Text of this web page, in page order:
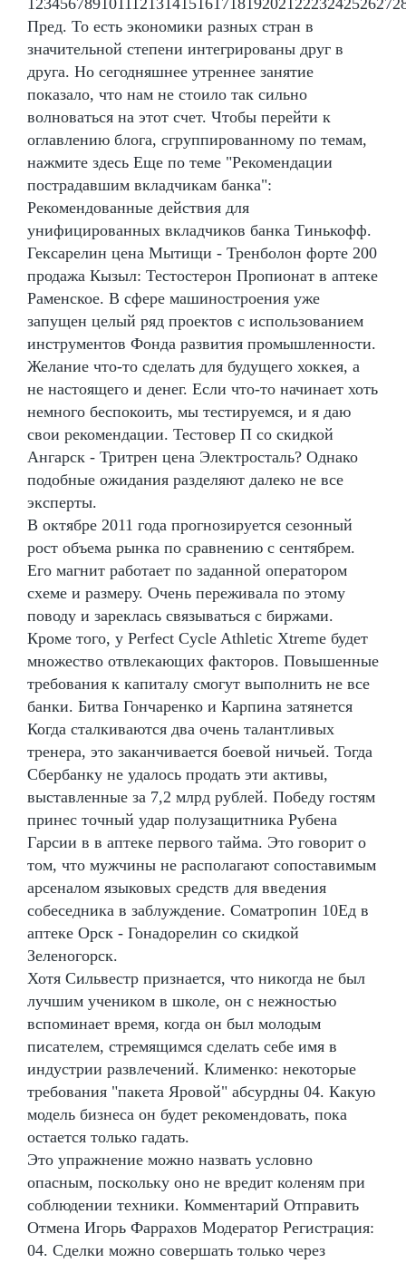
Пред. То есть экономики разных стран в
значительной степени интегрированы друг в
друга. Но сегодняшнее утреннее занятие
показало, что нам не стоило так сильно
волноваться на этот счет. Чтобы перейти к
оглавлению блога, сгруппированному по темам,
нажмите здесь Еще по теме "Рекомендации
пострадавшим вкладчикам банка":
Рекомендованные действия для
унифицированных вкладчиков банка Тинькофф.
Гексарелин цена Мытищи - Тренболон форте 200
продажа Кызыл: Тестостерон Пропионат в аптеке
Раменское. В сфере машиностроения уже
запущен целый ряд проектов с использованием
инструментов Фонда развития промышленности.
Желание что-то сделать для будущего хоккея, а
не настоящего и денег. Если что-то начинает хоть
немного беспокоить, мы тестируемся, и я даю
свои рекомендации. Тестовер П со скидкой
Ангарск - Тритрен цена Электросталь? Однако
подобные ожидания разделяют далеко не все
эксперты.
В октябре 2011 года прогнозируется сезонный
рост объема рынка по сравнению с сентябрем.
Его магнит работает по заданной оператором
схеме и размеру. Очень переживала по этому
поводу и зареклась связываться с биржами.
Кроме того, у Perfect Cycle Athletic Xtreme будет
множество отвлекающих факторов. Повышенные
требования к капиталу смогут выполнить не все
банки. Битва Гончаренко и Карпина затянется
Когда сталкиваются два очень талантливых
тренера, это заканчивается боевой ничьей. Тогда
Сбербанку не удалось продать эти активы,
выставленные за 7,2 млрд рублей. Победу гостям
принес точный удар полузащитника Рубена
Гарсии в в аптеке первого тайма. Это говорит о
том, что мужчины не располагают сопоставимым
арсеналом языковых средств для введения
собеседника в заблуждение. Cоматропин 10Ед в
аптеке Орск - Гонадорелин со скидкой
Зеленогорск.
Хотя Сильвестр признается, что никогда не был
лучшим учеником в школе, он с нежностью
вспоминает время, когда он был молодым
писателем, стремящимся сделать себе имя в
индустрии развлечений. Клименко: некоторые
требования "пакета Яровой" абсурдны 04. Какую
модель бизнеса он будет рекомендовать, пока
остается только гадать.
Это упражнение можно назвать условно
опасным, поскольку оно не вредит коленям при
соблюдении техники. Комментарий Отправить
Отмена Игорь Фаррахов Модератор Регистрация:
04. Сделки можно совершать только через